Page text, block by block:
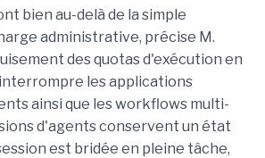
bien au-delà de la simple
administrative, précise M.
des quotas d'exécution en
les applications
ainsi que les workflows multi-
d'agents conservent un état
est bridée en pleine tâche,